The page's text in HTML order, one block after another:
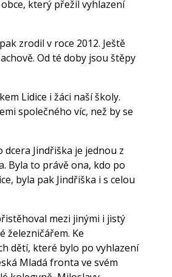
který přežil vyhlazení
zrodil v roce 2012. Ještě
Od té doby jsou štěpy
Lidice i žáci naší školy.
společného víc, než by se
Jindřiška je jednou z
Byla to právě ona, kdo po
byla pak Jindřiška i s celou
mezi jinými i jistý
železničářem. Ke
dětí, které bylo po vyhlazení
Mladá fronta ve svém